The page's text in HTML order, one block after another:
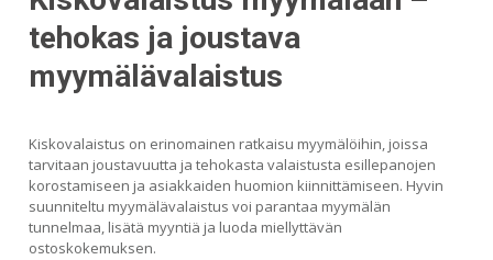
tehokas ja joustava
myymälävalaistus
Kiskovalaistus on erinomainen ratkaisu myymälöihin, joissa
tarvitaan joustavuutta ja tehokasta valaistusta esillepanojen
korostamiseen ja asiakkaiden huomion kiinnittämiseen. Hyvin
suunniteltu myymälävalaistus voi parantaa myymälän
tunnelmaa, lisätä myyntiä ja luoda miellyttävän
ostoskokemuksen.